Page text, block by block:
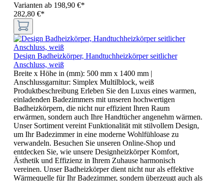
Varianten ab 198,90 €*
282,80 €*
Design Badheizkörper, Handtuchheizkörper seitlicher
Anschluss, weiß
Breite x Höhe in (mm): 500 mm x 1400 mm |
Anschlussgarnitur: Simplex Multilblock, weiß
Produktbeschreibung Erleben Sie den Luxus eines warmen,
einladenden Badezimmers mit unseren hochwertigen
Badheizkörpern, die nicht nur effizient Ihren Raum
erwärmen, sondern auch Ihre Handtücher angenehm wärmen.
Unser Sortiment vereint Funktionalität mit stilvollem Design,
um Ihr Badezimmer in eine moderne Wohlfühloase zu
verwandeln. Besuchen Sie unseren Online-Shop und
entdecken Sie, wie unsere Designheizkörper Komfort,
Ästhetik und Effizienz in Ihrem Zuhause harmonisch
vereinen. Unser Badheizkörper dient nicht nur als effektive
Wärmequelle für Ihr Badezimmer, sondern überzeugt auch als